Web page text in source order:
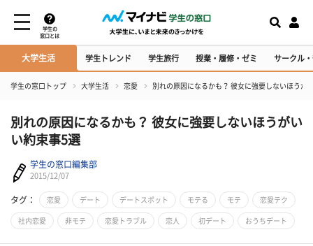
学生の
窓口とは
大学生活 学生トレンド 学生旅行 授業・履修・ゼミ サークル
学生の窓口トップ 大学生活 恋愛 別れの原因になるかも？ 彼女に強要しないほうが
別れの原因になるかも？ 彼女に強要しないほうがい
い約束事5選
学生の窓口編集部
2015/12/07
タグ： 恋愛 デート デートスポット モテる モテ 恋愛テク
社内恋愛 非モテ 恋愛トラブル 恋人 初デート おうちデート